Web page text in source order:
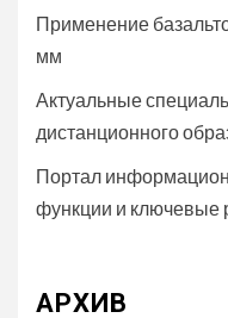
Применение
мм
Актуальные
дистанционного
Портал
функции и ключевые
АРХИВ